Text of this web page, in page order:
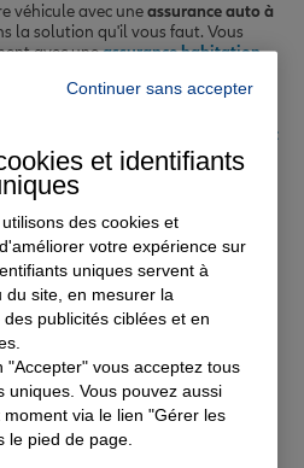
véhicule avec uneassurance auto à
la solution qu'il vous faut. Vous
avec uneassurance habitation
vous. Votre priorité est de
une
complémentaire santé
vous faut. Vous envisagez de
et recherchez une
assurance prêt
à vos côtés.
dans nos différentes agences de
sont à votre écoute pour vous
pertinentes en fonction de votre
attentes. Avec Allianz, vous
sur mesure et degaranties
soyez un jeune actif, une famille,
auto, moto
à Corbeil-
Continuer sans accepter
et identifiants
des cookies et
votre expérience sur
uniques servent à
du site, en mesurer la
publicités ciblées et en
"Accepter" vous acceptez tous
uniques. Vous pouvez aussi
via le lien "Gérer les
le pied de page.